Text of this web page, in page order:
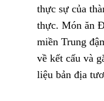
thực sự của
thực. Món ăn
miền Trung
về kết cấu và
liệu bản địa